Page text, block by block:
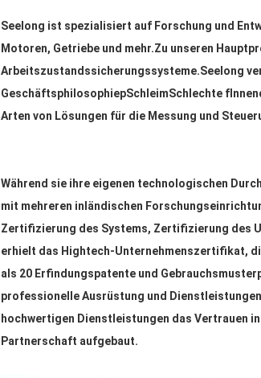
Seelong ist spezialisiert auf Forschung und
Motoren, Getriebe und mehr.Zu unseren
Arbeitszustandssicherungssysteme.Seelong
GeschäftsphilosophiepSchleimSchlechte f Innen
Arten von Lösungen für die Messung und
Während sie ihre eigenen technologischen
mit mehreren inländischen
Zertifizierung des Systems, Zertifizierung des
erhielt das Hightech-Unternehmenszertifikat,
als 20 Erfindungspatente und
professionelle Ausrüstung und
hochwertigen Dienstleistungen das Vertrauen
Partnerschaft aufgebaut.